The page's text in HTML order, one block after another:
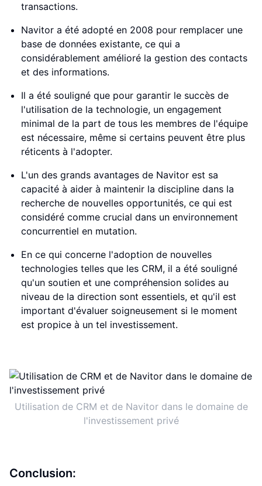
transactions.
Navitor a été adopté en 2008 pour remplacer une
base de données existante, ce qui a
considérablement amélioré la gestion des contacts
et des informations.
Il a été souligné que pour garantir le succès de
l'utilisation de la technologie, un engagement
minimal de la part de tous les membres de l'équipe
est nécessaire, même si certains peuvent être plus
réticents à l'adopter.
L'un des grands avantages de Navitor est sa
capacité à aider à maintenir la discipline dans la
recherche de nouvelles opportunités, ce qui est
considéré comme crucial dans un environnement
concurrentiel en mutation.
En ce qui concerne l'adoption de nouvelles
technologies telles que les CRM, il a été souligné
qu'un soutien et une compréhension solides au
niveau de la direction sont essentiels, et qu'il est
important d'évaluer soigneusement si le moment
est propice à un tel investissement.
Utilisation de CRM et de Navitor dans le domaine de
l'investissement privé
Conclusion: